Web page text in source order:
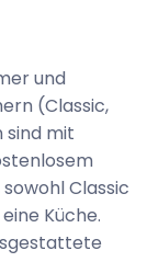
und
(Classic,
sind mit
Classic
Küche.